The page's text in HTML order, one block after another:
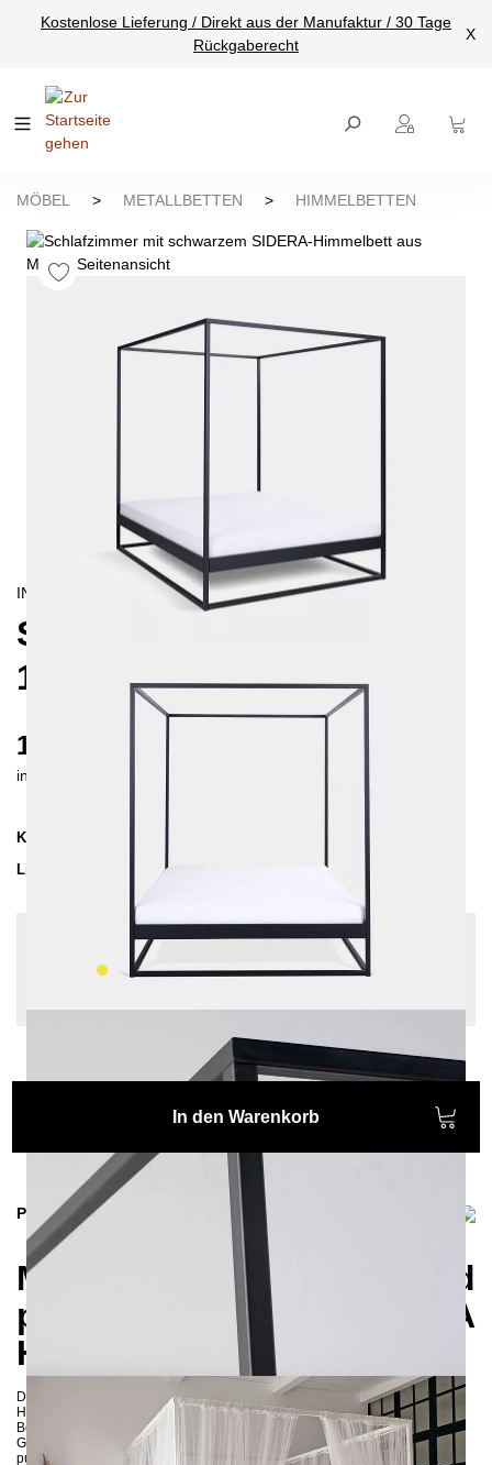
springen
Kostenlose Lieferung / Direkt aus der Manufaktur / 30 Tage
Rückgaberecht
X
MÖBEL > METALLBETTEN > HIMMELBETTEN
INDUSTRIAL/ CONTEMPORAIN
SIDERA HIMMELBETT
180X200 CM
1285 €
inkl. MwSt. inkl. Versandkosten (DE)
Kollektion
Lieferzeit
| vsl. 23. Aug - 30. Aug
Konfiguration bearbeiten
Gelb, Einlegetiefe: 14 cm, Sonderlänge:
In den Warenkorb
Produktinformationen
Modernes und
puristisches SIDERA
Himmelbett
Das SIDERA Himmelbett präsentiert eine moderne Interpretation eines
Himmelbettes, die auch ohne Stoffbezug auskommt. Diese Version des
Bettes strahlt eine zeitgemäße Eleganz aus und vermittelt dennoch ein
Gefühl von Sicherheit durch seine klare Begrenzung. Die schlichte und
puristische Gestaltung des Bettes verleiht Ihrem Schlafzimmer eine